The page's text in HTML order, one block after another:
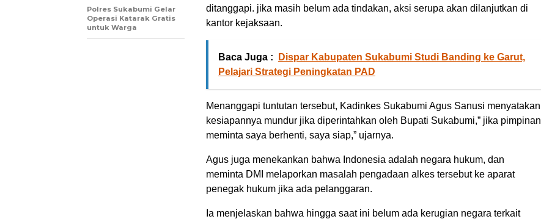
ditanggapi. jika masih belum ada tindakan, aksi serupa akan dilanjutkan di
kantor kejaksaan.
Baca Juga :
Dispar Kabupaten Sukabumi Studi Banding ke Garut,
Pelajari Strategi Peningkatan PAD
Menanggapi tuntutan tersebut, Kadinkes Sukabumi Agus Sanusi menyatakan
kesiapannya mundur jika diperintahkan oleh Bupati Sukabumi,” jika pimpinan
meminta saya berhenti, saya siap,” ujarnya.
Agus juga menekankan bahwa Indonesia adalah negara hukum, dan
meminta DMI melaporkan masalah pengadaan alkes tersebut ke aparat
penegak hukum jika ada pelanggaran.
Ia menjelaskan bahwa hingga saat ini belum ada kerugian negara terkait
Polres Sukabumi Gelar
Operasi Katarak Gratis
untuk Warga